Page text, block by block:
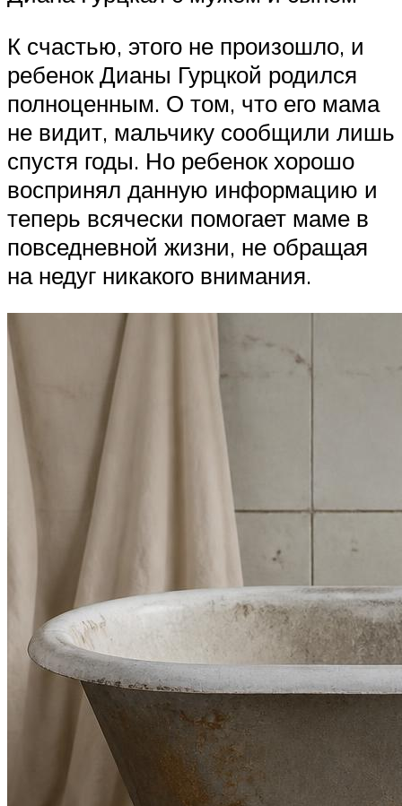
К счастью, этого не произошло, и
ребенок Дианы Гурцкой родился
полноценным. О том, что его мама
не видит, мальчику сообщили лишь
спустя годы. Но ребенок хорошо
воспринял данную информацию и
теперь всячески помогает маме в
повседневной жизни, не обращая
на недуг никакого внимания.